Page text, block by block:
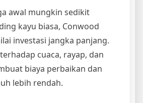
awal mungkin sedikit
kayu biasa, Conwood
investasi jangka panjang.
cuaca, rayap, dan
biaya perbaikan dan
lebih rendah.